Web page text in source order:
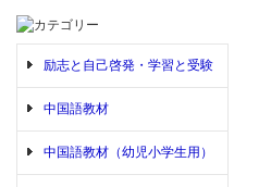
励志と自己啓発・学習と受験
中国語教材
中国語教材（幼児小学生用）